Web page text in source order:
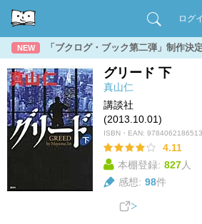
ログ
NEW 「ブクログ・ブック第二弾」制作決
グリード 下
真山仁
講談社
(2013.10.01)
ISBN・EAN: 9784062186513
4.11
本棚登録: 827人
感想: 98件